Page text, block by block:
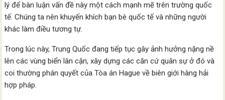
lý để bàn luận vấn đề này một cách mạnh mẽ trên trường quốc
tế. Chúng ta nên khuyến khích bạn bè quốc tế và những người
khác làm điều tương tự.
Trong lúc này, Trung Quốc đang tiếp tục gây ảnh hưởng nặng nề
lên các vùng biển lân cận, xây dựng các căn cứ quân sự ở đó và
coi thường phán quyết của Tòa án Hague về biên giới hàng hải
hợp pháp.